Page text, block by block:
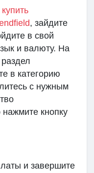
купить
, зайдите
в свой
и валюту. На
в категорию
с нужным
кнопку
и завершите